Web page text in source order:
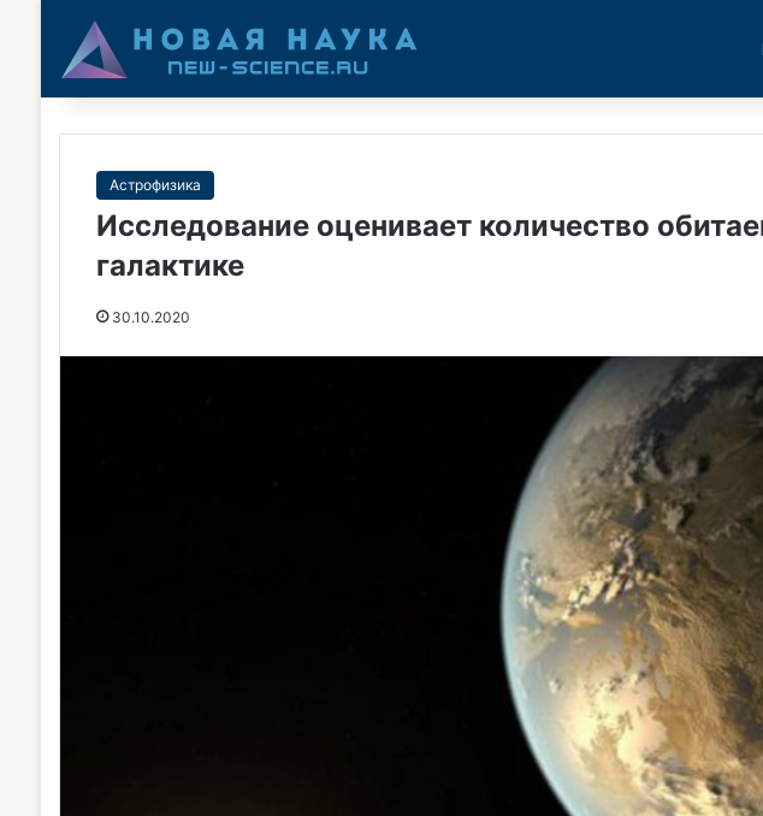
Астрофизика
Исследование оценивает количество
галактике
30.10.2020